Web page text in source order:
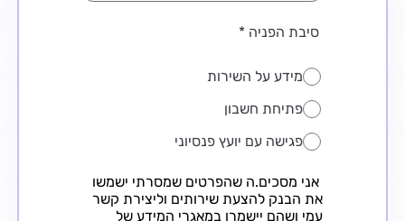
סיבת הפניה *
מידע על השירות
פתיחת חשבון
פגישה עם יועץ פנסיוני
אני מסכים.ה שהפרטים שמסרתי ישמשו
את הבנק להצעת שירותים וליצירת קשר
עמי ושהם יישמרו במאגרי המידע של